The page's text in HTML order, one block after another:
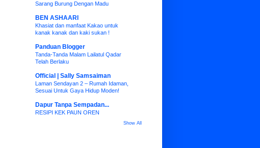
Sarang Burung Dengan Madu
BEN ASHAARI
Khasiat dan manfaat Kakao untuk
kanak kanak dan kaki sukan !
Panduan Blogger
Tanda-Tanda Malam Lailatul Qadar
Telah Berlaku
Official | Sally Samsaiman
Laman Sendayan 2 – Rumah Idaman,
Sesuai Untuk Gaya Hidup Moden!
Dapur Tanpa Sempadan...
RESIPI KEK PAUN OREN
Show All